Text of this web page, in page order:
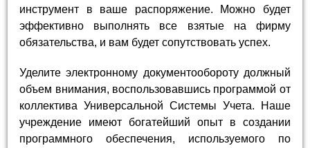
инструмент в ваше распоряжение. Можно будет
эффективно выполнять все взятые на фирму
обязательства, и вам будет сопутствовать успех.
Уделите электронному документообороту должный
объем внимания, воспользовавшись программой от
коллектива Универсальной Системы Учета. Наше
учреждение имеют богатейший опыт в создании
программного обеспечения, используемого по